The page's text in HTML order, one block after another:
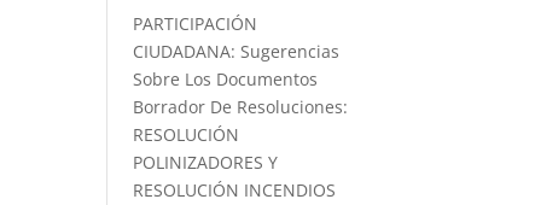
PARTICIPACIÓN
CIUDADANA: Sugerencias
Sobre Los Documentos
Borrador De Resoluciones:
RESOLUCIÓN
POLINIZADORES Y
RESOLUCIÓN INCENDIOS